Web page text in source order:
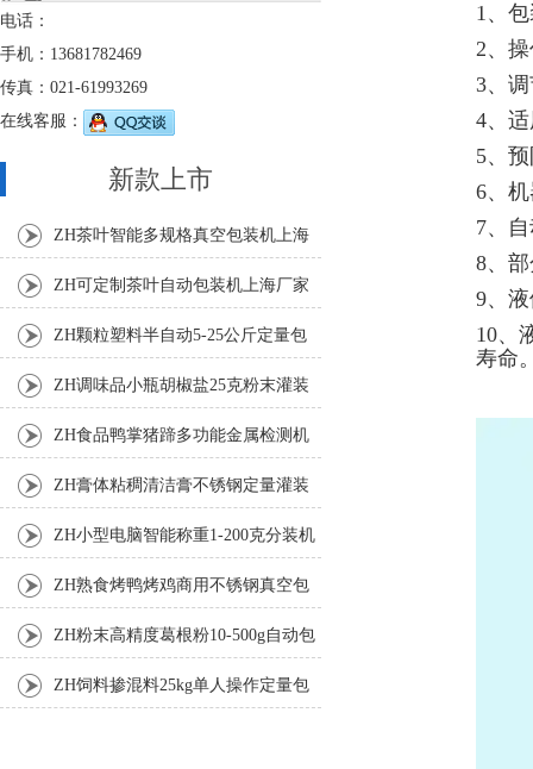
1、
2、
3、
4、
5、
6、
7、
8、
9、
10、
寿命
电话：
手机：13681782469
传真：021-61993269
在线客服：
新款上市
ZH茶叶智能多规格真空包装机上海
厂家 ZH可定制茶叶自动包装机上海厂家
ZH颗粒塑料半自动5-25公斤定量包
装机 ZH调味品小瓶胡椒盐25克粉末灌装
ZH食品鸭掌猪蹄多功能金属检测机
ZH膏体粘稠清洁膏不锈钢定量灌装
机厂家 ZH小型电脑智能称重1-200克分装机
ZH熟食烤鸭烤鸡商用不锈钢真空包
装机 ZH粉末高精度葛根粉10-500g自动包
装机 ZH饲料掺混料25kg单人操作定量包